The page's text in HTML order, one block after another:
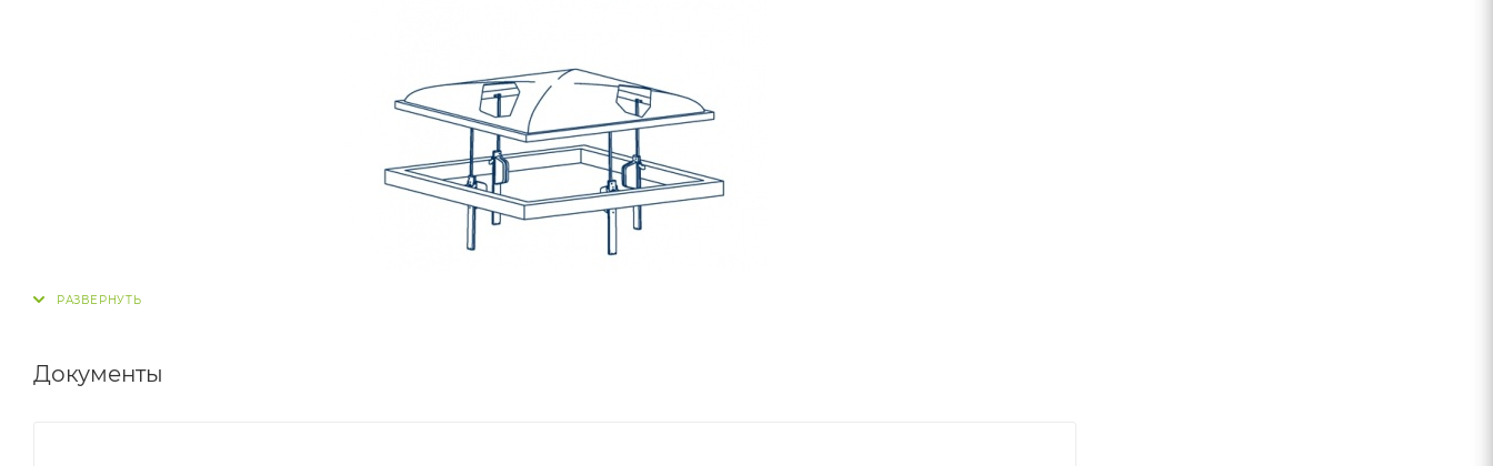
Документы